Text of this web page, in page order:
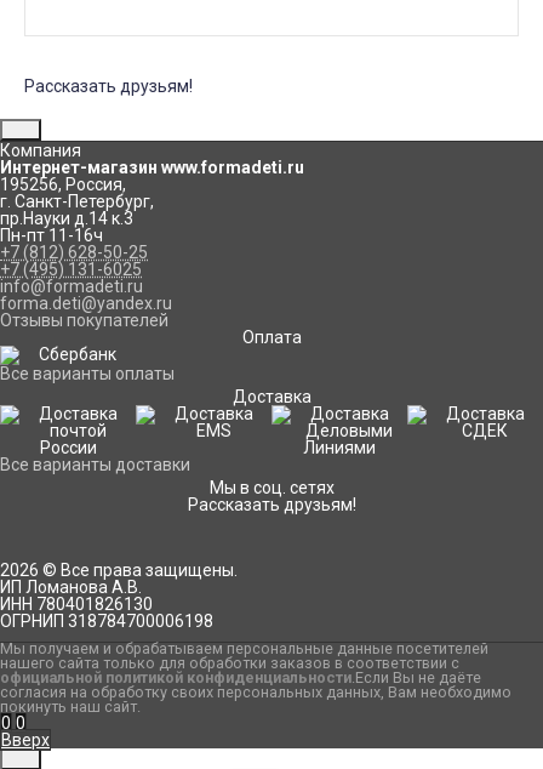
Рассказать друзьям!
Компания
Интернет-магазин www.formadeti.ru
195256, Россия,
г. Санкт-Петербург,
пр.Науки д.14 к.3
Пн-пт 11-16ч
+7 (812) 628-50-25
+7 (495) 131-6025
info@formadeti.ru
forma.deti@yandex.ru
Отзывы покупателей
Оплата
Все варианты оплаты
Доставка
Все варианты доставки
Мы в соц. сетях
Рассказать друзьям!
2026 © Все права защищены.
ИП Ломанова А.В.
ИНН 780401826130
ОГРНИП 318784700006198
Мы получаем и обрабатываем персональные данные посетителей
нашего сайта только для обработки заказов в соответствии с
официальной политикой конфиденциальности.Если Вы не даёте
согласия на обработку своих персональных данных, Вам необходимо
покинуть наш сайт.
0 0
Вверх